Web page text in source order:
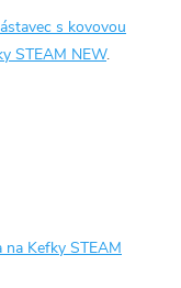
s kovovou
STEAM NEW.
Kefky STEAM